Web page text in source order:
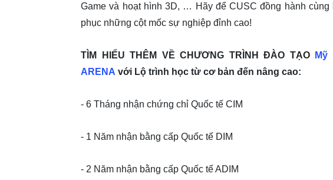
Game và hoạt hình 3D, … Hãy để CUSC đồng hành
phục những cột mốc sự nghiệp đỉnh cao!
TÌM HIỂU THÊM VỀ CHƯƠNG TRÌNH ĐÀO TẠO
ARENA với Lộ trình học từ cơ bản đến nâng cao:
- 6 Tháng nhận chứng chỉ Quốc tế CIM
- 1 Năm nhận bằng cấp Quốc tế DIM
- 2 Năm nhận bằng cấp Quốc tế ADIM